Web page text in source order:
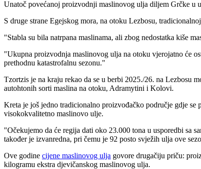
Unatoč povećanoj proizvodnji maslinovog ulja diljem Grčke u
S druge strane Egejskog mora, na otoku Lezbosu,
"Stabla su bila natrpana maslinama, ali zbog nedostatka kiše
"Ukupna proizvodnja maslinovog ulja na otoku vjerojatno će
prethodnu katastrofalnu sezonu."
Tzortzis je na kraju rekao da se u berbi 2025./26. na Lezbosu
autohtonih sorti maslina na otoku, Adramytini i Kolovi.
Kreta je još jedno tradicionalno proizvođačko područje gdje
visokokvalitetno maslinovo ulje.
"Očekujemo da će regija dati oko 23.000 tona u usporedbi sa
također je izvanredna, pri čemu je 92 posto svježih ulja ove
Ove godine cijene maslinovog ulja govore drugačiju priču:
kilogramu ekstra djevičanskog maslinovog ulja.